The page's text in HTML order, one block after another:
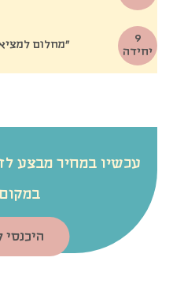
9
יחידה
״מחלום
במקום
היכנסי